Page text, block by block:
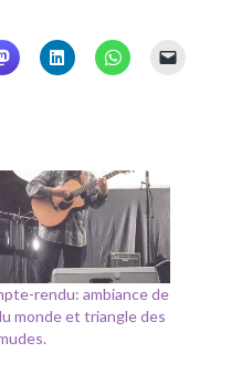
rendu: ambiance de
monde et triangle des